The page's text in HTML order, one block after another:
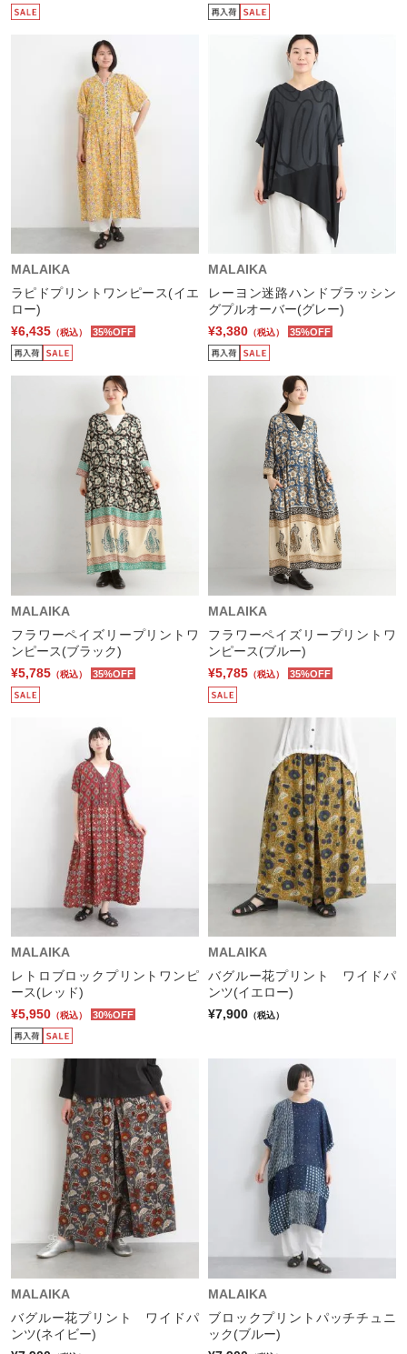
MALAIKA
ラピドプリントワンピース(イエ
ロー)
¥6,435 （税込） 35%OFF
MALAIKA
レーヨン迷路ハンドブラッシン
グプルオーバー(グレー)
¥3,380 （税込） 35%OFF
MALAIKA
フラワーペイズリープリントワ
ンピース(ブラック)
¥5,785 （税込） 35%OFF
MALAIKA
フラワーペイズリープリントワ
ンピース(ブルー)
¥5,785 （税込） 35%OFF
MALAIKA
レトロブロックプリントワンピ
ース(レッド)
¥5,950 （税込） 30%OFF
MALAIKA
バグルー花プリント ワイドパ
ンツ(イエロー)
¥7,900 （税込）
MALAIKA
バグルー花プリント ワイドパ
ンツ(ネイビー)
MALAIKA
ブロックプリントパッチチュニ
ック(ブルー)